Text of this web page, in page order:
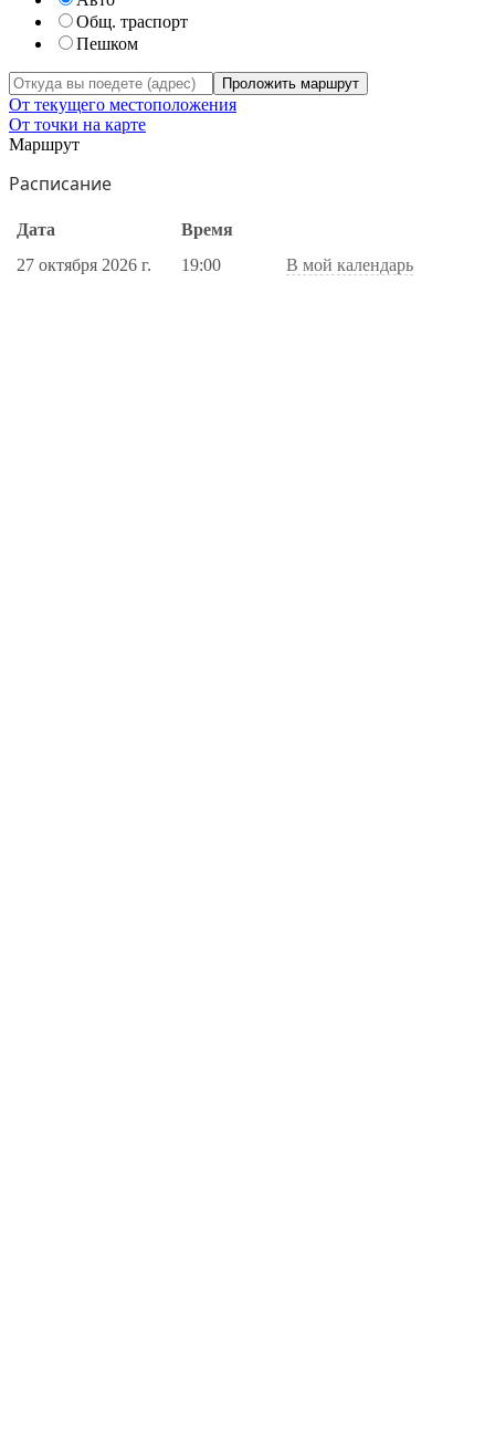
Общ. траспорт
Пешком
Проложить маршрут
От текущего местоположения
От точки на карте
Маршрут
Расписание
Дата
Время
27 октября 2026 г.
19:00 В мой календарь